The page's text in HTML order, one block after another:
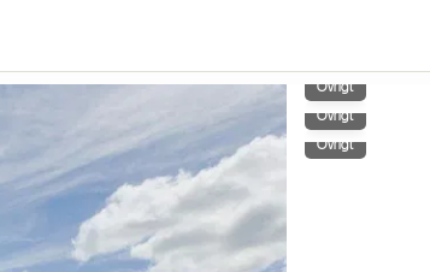
Övrigt
Övrigt
Övrigt